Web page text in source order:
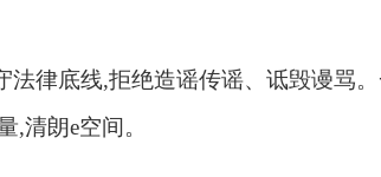
律底线,拒绝造谣传谣、诋毁谩骂
,清朗e空间。